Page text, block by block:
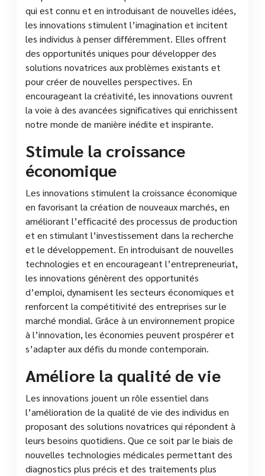
qui est connu et en introduisant de nouvelles idées,
les innovations stimulent l’imagination et incitent
les individus à penser différemment. Elles offrent
des opportunités uniques pour développer des
solutions novatrices aux problèmes existants et
pour créer de nouvelles perspectives. En
encourageant la créativité, les innovations ouvrent
la voie à des avancées significatives qui enrichissent
notre monde de manière inédite et inspirante.
Stimule la croissance
économique
Les innovations stimulent la croissance économique
en favorisant la création de nouveaux marchés, en
améliorant l’efficacité des processus de production
et en stimulant l’investissement dans la recherche
et le développement. En introduisant de nouvelles
technologies et en encourageant l’entrepreneuriat,
les innovations génèrent des opportunités
d’emploi, dynamisent les secteurs économiques et
renforcent la compétitivité des entreprises sur le
marché mondial. Grâce à un environnement propice
à l’innovation, les économies peuvent prospérer et
s’adapter aux défis du monde contemporain.
Améliore la qualité de vie
Les innovations jouent un rôle essentiel dans
l’amélioration de la qualité de vie des individus en
proposant des solutions novatrices qui répondent à
leurs besoins quotidiens. Que ce soit par le biais de
nouvelles technologies médicales permettant des
diagnostics plus précis et des traitements plus